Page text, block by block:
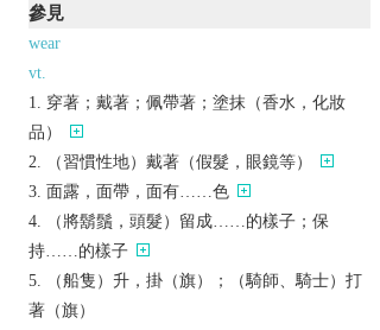
參見
wear
vt.
穿著；戴著；佩帶著；塗抹（香水，化妝
品）
（習慣性地）戴著（假髮，眼鏡等）
面露，面帶，面有……色
（將鬍鬚，頭髮）留成……的樣子；保
持……的樣子
（船隻）升，掛（旗）；（騎師、騎士）打
著（旗）